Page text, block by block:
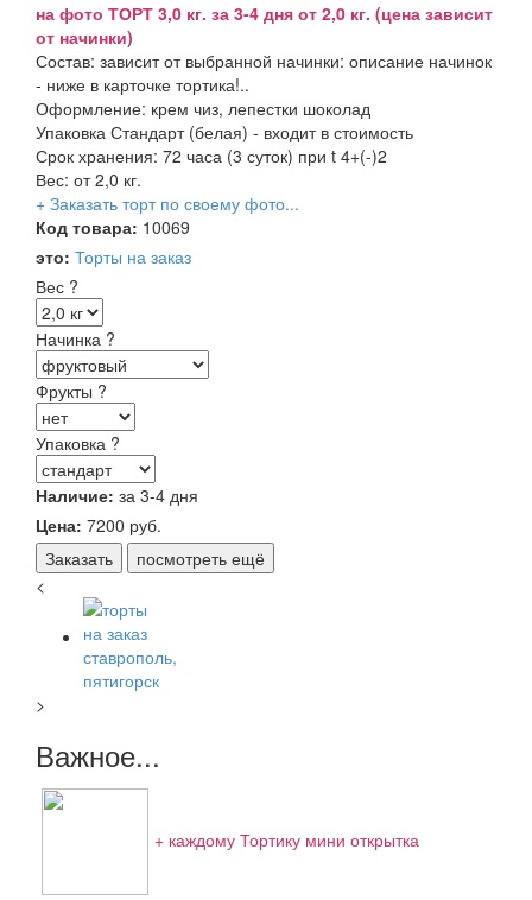
на фото ТОРТ 3,0 кг. за 3-4 дня от 2,0 кг. (цена зависит
от начинки)
Состав: зависит от выбранной начинки: описание начинок
- ниже в карточке тортика!..
Оформление: крем чиз, лепестки шоколад
Упаковка Стандарт (белая) - входит в стоимость
Срок хранения: 72 часа (3 суток) при t 4+(-)2
Вес: от 2,0 кг.
+ Заказать торт по своему фото...
Код товара: 10069
это: Торты на заказ
Вес ?
Начинка ?
Фрукты ?
Упаковка ?
Наличие: за 3-4 дня
Цена: 7200 руб.
Заказать
посмотреть ещё
<
>
Важное...
+ каждому Тортику мини открытка